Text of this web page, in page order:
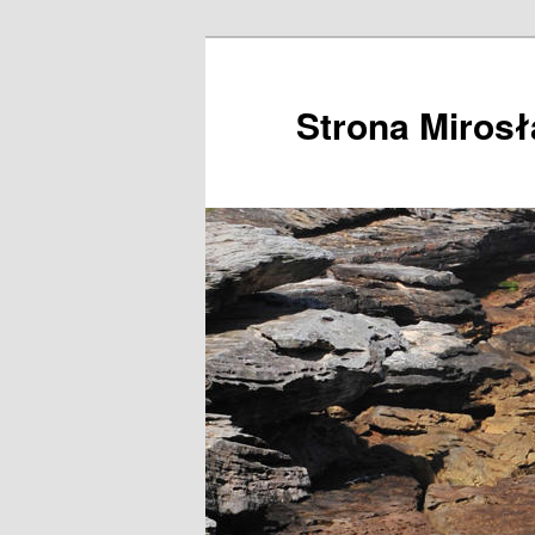
Strona